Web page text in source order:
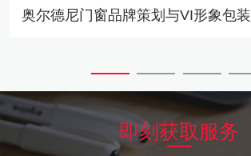
奥尔德尼门窗品牌策划与VI形象包装
即刻获取服务